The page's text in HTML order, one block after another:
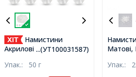
...(УТ100031587)
Намистини
Акрилові Круглі Прозорі,
2мм, близько 170шт/50г,
Упак.: 50 г
Матові,
1.5мм,
Упак.: